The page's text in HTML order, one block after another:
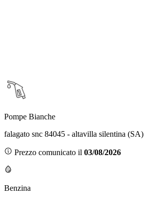
Pompe Bianche
falagato snc 84045 - altavilla silentina (SA)
Prezzo comunicato il 03/08/2026
Benzina